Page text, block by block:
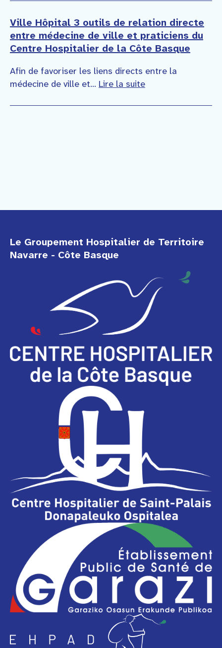
Ville Hôpital 3 outils de relation directe
entre médecine de ville et praticiens du
Centre Hospitalier de la Côte Basque
Afin de favoriser les liens directs entre la
médecine de ville et... Lire la suite
Le Groupement Hospitalier de Territoire
Navarre - Côte Basque